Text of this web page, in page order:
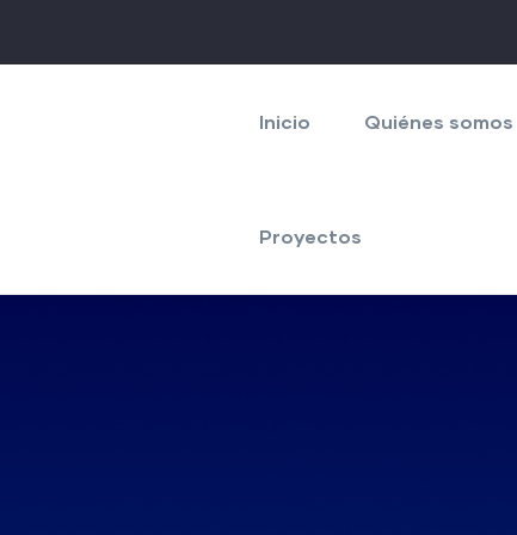
principal
Inicio Quiénes somos
Proyectos